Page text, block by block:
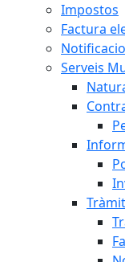
Impostos
Factura
Serveis